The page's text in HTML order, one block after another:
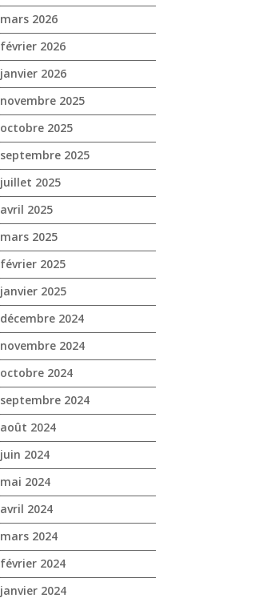
mars 2026
février 2026
janvier 2026
novembre 2025
octobre 2025
septembre 2025
juillet 2025
avril 2025
mars 2025
février 2025
janvier 2025
décembre 2024
novembre 2024
octobre 2024
septembre 2024
août 2024
juin 2024
mai 2024
avril 2024
mars 2024
février 2024
janvier 2024